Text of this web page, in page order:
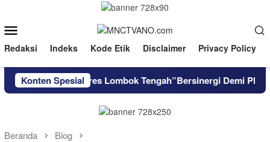
konten
Mobile
Redaksi Indeks Kode Etik Disclaimer Privacy Policy
Konten Spesial
Dan Kapolres Lombok Tengah”Bersinergi Demi Playanan
Beranda Blog